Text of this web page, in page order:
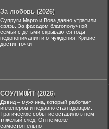
За любовь (2026)
Супруги Марго и Вова давно утратили
связь. За фасадом благополучной
семьи с детьми скрываются годы
недопонимания и отчуждения. Кризис
достиг точки
СОУЛМ8ЙТ (2026)
Дэвид – мужчина, который работает
инженером и недавно стал вдовцом.
Трагическое событие оставило в нем
тяжелый след. Он не может
самостоятельно